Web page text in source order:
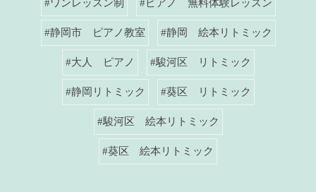
#ワンレッスン制 #ピアノ 無料体験レッスン
#静岡市 ピアノ教室 #静岡 絵本リトミック
#大人 ピアノ #駿河区 リトミック
#静岡リトミック #葵区 リトミック
#駿河区 絵本リトミック
#葵区 絵本リトミック